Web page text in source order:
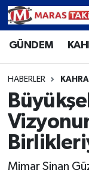
GÜNDEM
HABERLER
Mimar Sinan
Süper Lig